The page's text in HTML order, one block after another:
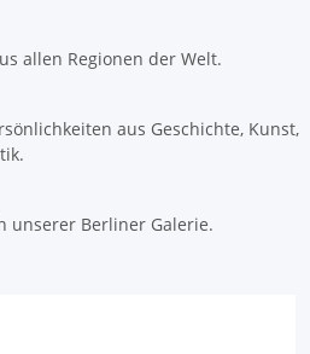
allen Regionen der Welt.
aus Geschichte, Kunst,
unserer Berliner Galerie.